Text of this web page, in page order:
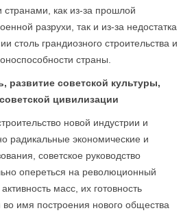
странами, как из-за прошлой
разрухи, так и из-за недостатка
столь грандиозного строительства и
страны.
развитие советской культуры,
цивилизации
новой индустрии и
радикальные экономические и
советское руководство
опереться на революционный
масс, их готовность
во имя построения нового общества